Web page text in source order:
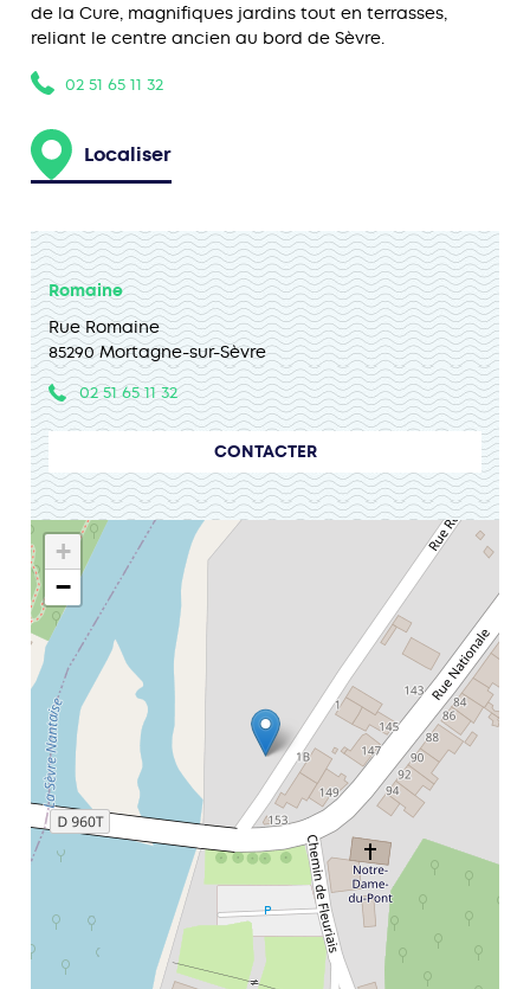
de la Cure, magnifiques jardins tout en terrasses,
reliant le centre ancien au bord de Sèvre.
02 51 65 11 32
Localiser
Romaine
Rue Romaine
85290 Mortagne-sur-Sèvre
02 51 65 11 32
CONTACTER
+
−